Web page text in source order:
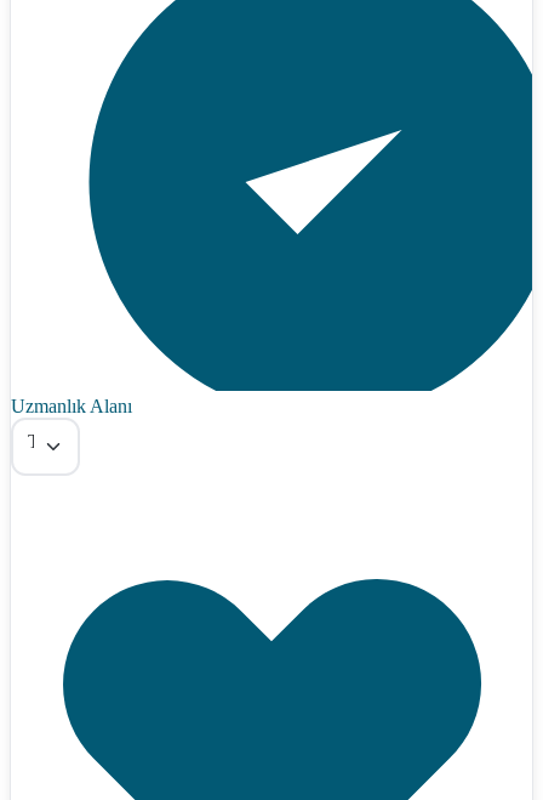
Uzmanlık Alanı
Tümü